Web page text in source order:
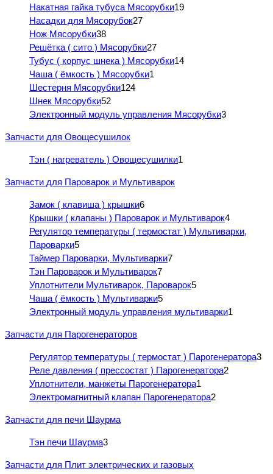
Накатная гайка тубуса Мясорубки19
Насадки для Мясорубок27
Нож Мясорубки38
Решётка ( сито ) Мясорубки27
Тубус ( корпус шнека ) Мясорубки14
Чаша ( ёмкость ) Мясорубки1
Шестерня Мясорубки124
Шнек Мясорубки52
Электронный модуль управления Мясорубки3
Запчасти для Овощесушилок
Тэн ( нагреватель ) Овощесушилки1
Запчасти для Пароварок и Мультиварок
Замок ( клавиша ) крышки6
Крышки ( клапаны ) Пароварок и Мультиварок4
Регулятор температуры ( термостат ) Мультиварки,
Пароварки5
Таймер Пароварки, Мультиварки7
Тэн Пароварок и Мультиварок7
Уплотнители Мультиварок, Пароварок5
Чаша ( ёмкость ) Мультиварки5
Электронный модуль управления мультиварки1
Запчасти для Парогенераторов
Регулятор температуры ( термостат ) Парогенератора3
Реле давления ( прессостат ) Парогенератора2
Уплотнители, манжеты Парогенератора1
Электромагнитный клапан Парогенератора2
Запчасти для печи Шаурма
Тэн печи Шаурма3
Запчасти для Плит электрических и газовых